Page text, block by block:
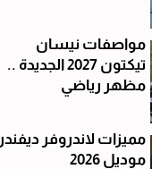
مواصفات نيسان
تيكتون 2027 الجديدة ..
مظهر رياضي
مميزات لاندروفر ديفندر
موديل 2026